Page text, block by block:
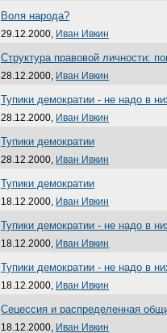
Воля народа?
29.12.2000, Иван Ивкин
Структура правовой личности:
28.12.2000, Иван Ивкин
Тупики демократии - не надо в
28.12.2000, Иван Ивкин
Тупики демократии
28.12.2000, Иван Ивкин
Тупики демократии
18.12.2000, Иван Ивкин
Тупики демократии - не надо в
18.12.2000, Иван Ивкин
Тупики демократии - не надо в
18.12.2000, Иван Ивкин
Сецессия и распределенная
18.12.2000, Иван Ивкин